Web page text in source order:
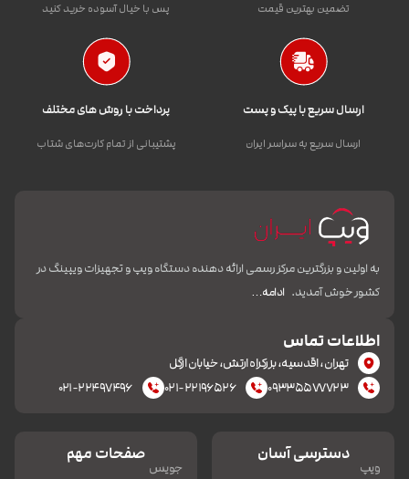
تضمین بهترین قیمت پس با خیال آسوده خرید کنید
ارسال سریع با پیک و پست
ارسال سریع به سراسر ایران
پرداخت با روش های مختلف
پشتیبانی از تمام کارت‌های شتاب
به اولین و بزرگترین مرکز رسمی ارائه دهنده دستگاه ویپ و تجهیزات ویپینگ در
کشور خوش آمدید. ادامه…
اطلاعات تماس
تهران، اقدسیه، بزرکراه ارتش، خیابان ازگل
۰۹۳۳۵۵۷۷۷۲۳
۰۲۱-۲۲۱۹۶۵۲۶ ۰۲۱-۲۲۴۹۷۴۹۶
دسترسی آسان
ویپ
صفحات مهم
جویس